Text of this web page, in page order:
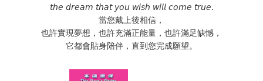
𝘵𝘩𝘦 𝘥𝘳𝘦𝘢𝘮 𝘵𝘩𝘢𝘵 𝘺𝘰𝘶 𝘸𝘪𝘴𝘩 𝘸𝘪𝘭𝘭 𝘤𝘰𝘮𝘦 𝘵𝘳𝘶𝘦.
當您戴上後相信，
也許實現夢想，也許充滿正能量，也許滿足缺憾，
它都會貼身陪伴，直到您完成願望。